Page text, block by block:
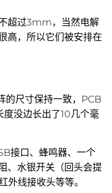
超过3mm，当然电解
高，所以它们被安排在
尺寸保持一致，PCB
没边长出了10几个毫
接口、蜂鸣器、一个
、水银开关（回头会提
外线接收头等等。